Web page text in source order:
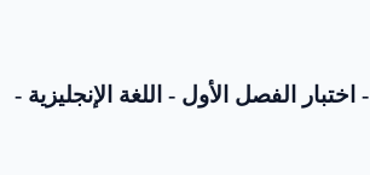
الموضوع رقم 54 - اختبار الفصل الأول - اللغة الإنجليزية -